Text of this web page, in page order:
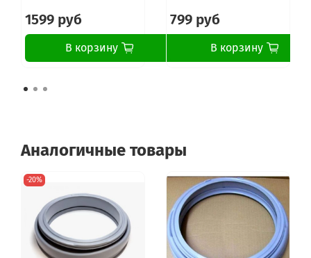
1599 руб
В корзину
799 руб
В корзину
Аналогичные товары
-20%